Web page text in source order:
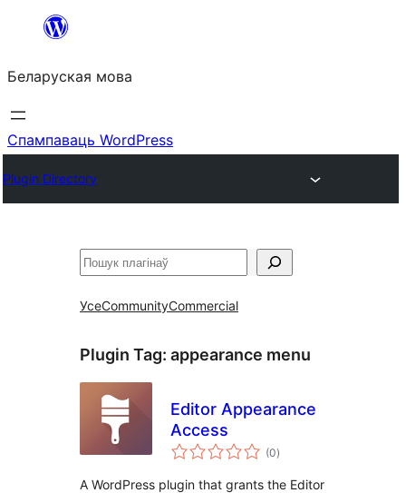
Перайсці
змесціва
Беларуская мова
Спампаваць WordPress
Plugin Directory
Пошук
УсеCommunityCommercial
Plugin Tag: appearance menu
Editor Appearance
Access
(0total
ratings
)
A WordPress plugin that grants the Editor